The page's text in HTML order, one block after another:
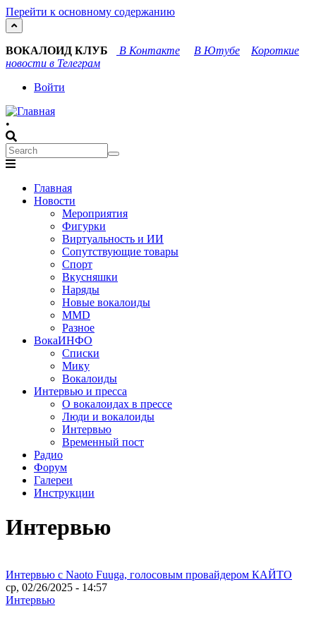
Перейти к основному содержанию
ВОКАЛОИД КЛУБ В Контакте В Ютубе
Короткие
новости в Телеграм
User
account
menu
Войти
•
Search
Search
navigation
Главная
Новости
Мероприятия
Фигурки
Виртуальность и ИИ
Сопутствующие товары
Спорт
Вкусняшки
Наряды
Новые вокалоиды
MMD
Разное
ВокаИНФО
Списки
Мику
Вокалоиды
Интервью и пресса
О вокалоидах в прессе
Люди и вокалоиды
Интервью
Временный пост
Радио
Форум
Галереи
Инструкции
Интервью
Интервью с Naoto Fuuga, голосовым провайдером КАЙТО
ср, 02/26/2025 - 14:57
Интервью